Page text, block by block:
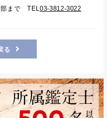
部まで TEL03-3812-3022
る